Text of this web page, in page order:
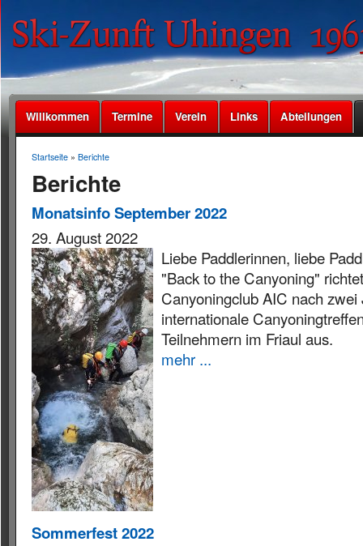
Willkommen Termine Verein Links Abteilungen
Startseite» Berichte
Berichte
Monatsinfo September 2022
29. August 2022
Liebe Paddlerinnen, liebe
"Back to the Canyoning"
Canyoningclub AIC nach
internationale
Teilnehmern im Friaul aus.
mehr ...
Sommerfest 2022